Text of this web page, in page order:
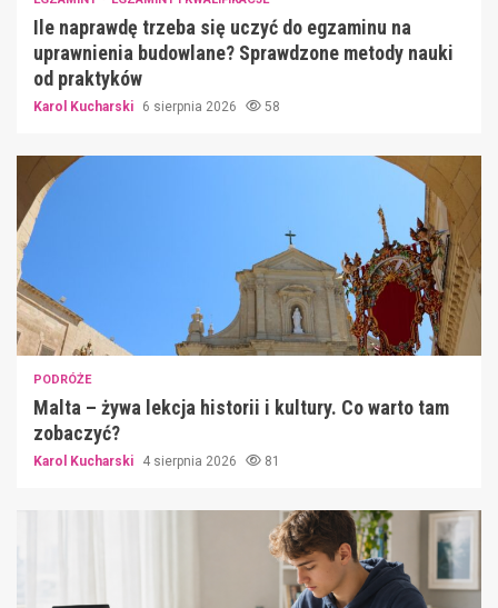
Ile naprawdę trzeba się uczyć do egzaminu na
uprawnienia budowlane? Sprawdzone metody nauki
od praktyków
Karol Kucharski 6 sierpnia 2026 58
PODRÓŻE
Malta – żywa lekcja historii i kultury. Co warto tam
zobaczyć?
Karol Kucharski 4 sierpnia 2026 81